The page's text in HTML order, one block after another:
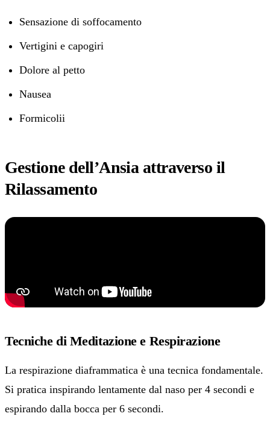
Sensazione di soffocamento
Vertigini e capogiri
Dolore al petto
Nausea
Formicolii
Gestione dell’Ansia attraverso il
Rilassamento
Tecniche di Meditazione e Respirazione
La respirazione diaframmatica è una tecnica fondamentale.
Si pratica inspirando lentamente dal naso per 4 secondi e
espirando dalla bocca per 6 secondi.